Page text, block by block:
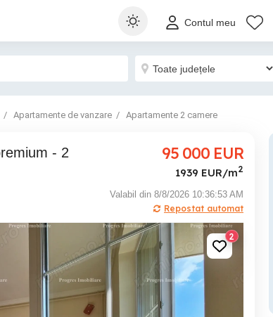
Contul meu
Apartamente de vanzare Apartamente 2 camere
95 000 EUR
1939 EUR/m2
Valabil din 8/8/2026 10:36:53 AM
Repostat automat
2